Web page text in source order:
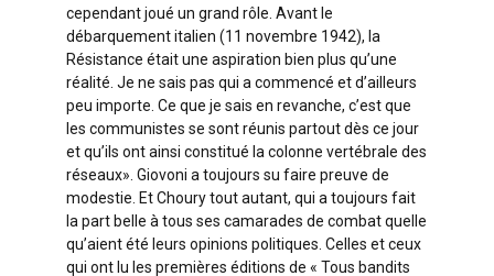
cependant joué un grand rôle. Avant le
débarquement italien (11 novembre 1942), la
Résistance était une aspiration bien plus qu’une
réalité. Je ne sais pas qui a commencé et d’ailleurs
peu importe. Ce que je sais en revanche, c’est que
les communistes se sont réunis partout dès ce jour
et qu’ils ont ainsi constitué la colonne vertébrale des
réseaux». Giovoni a toujours su faire preuve de
modestie. Et Choury tout autant, qui a toujours fait
la part belle à tous ses camarades de combat quelle
qu’aient été leurs opinions politiques. Celles et ceux
qui ont lu les premières éditions de « Tous bandits